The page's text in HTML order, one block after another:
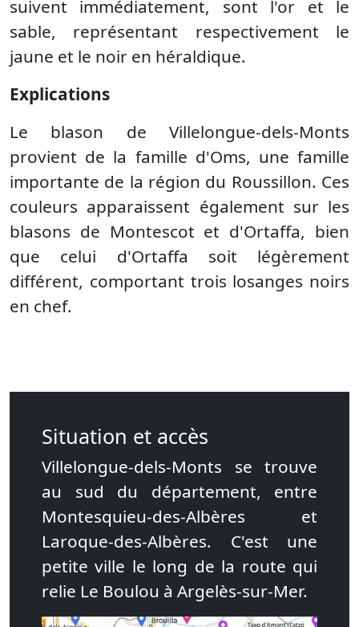
suivent immédiatement, sont l'or et le
sable, représentant respectivement le
jaune et le noir en héraldique.
Explications
Le blason de Villelongue-dels-Monts
provient de la famille d'Oms, une famille
importante de la région du Roussillon. Ces
couleurs apparaissent également sur les
blasons de Montescot et d'Ortaffa, bien
que celui d'Ortaffa soit légèrement
différent, comportant trois losanges noirs
en chef.
Situation et accès
Villelongue-dels-Monts se trouve
au sud du département, entre
Montesquieu-des-Albères et
Laroque-des-Albères. C'est une
petite ville le long de la route qui
relie Le Boulou à Argelès-sur-Mer.